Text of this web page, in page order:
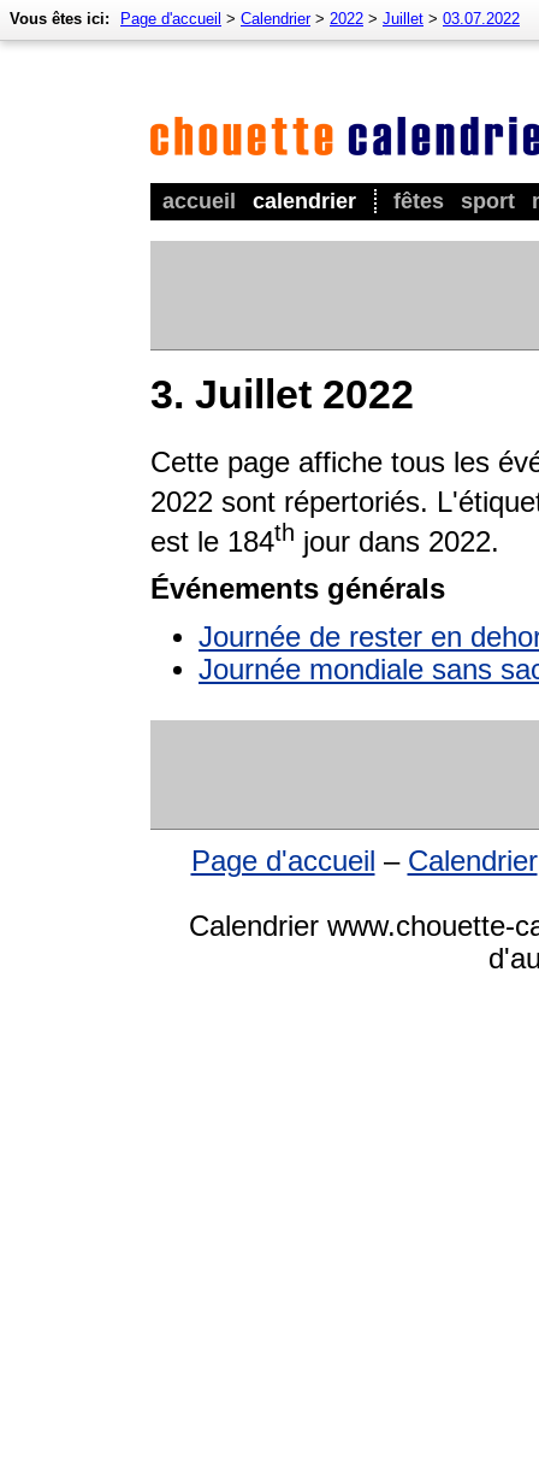
accueil calendrier fêtes sport
Vous êtes ici: Page d'accueil > Calendrier> 2022 > Juillet > 03.07.2022
3. Juillet 2022
Cette page affiche tous les
2022 sont répertoriés.
est le 184th jour dans 2022.
Événements générals
Journée de rester en
Journée mondiale sans
Page d'accueil – Calendrier
Calendrier www.chouette-